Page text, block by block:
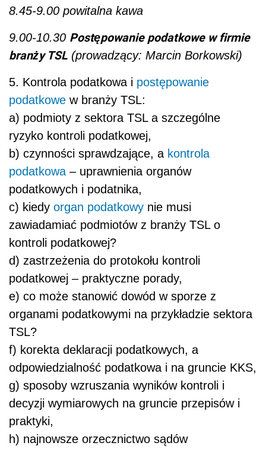
8.45-9.00 powitalna kawa
9.00-10.30 Postępowanie podatkowe w firmie
branży TSL (prowadzący: Marcin Borkowski)
5. Kontrola podatkowa i postępowanie
podatkowe w branży TSL:
a) podmioty z sektora TSL a szczególne
ryzyko kontroli podatkowej,
b) czynności sprawdzające, a kontrola
podatkowa – uprawnienia organów
podatkowych i podatnika,
c) kiedy organ podatkowy nie musi
zawiadamiać podmiotów z branży TSL o
kontroli podatkowej?
d) zastrzeżenia do protokołu kontroli
podatkowej – praktyczne porady,
e) co może stanowić dowód w sporze z
organami podatkowymi na przykładzie sektora
TSL?
f) korekta deklaracji podatkowych, a
odpowiedzialność podatkowa i na gruncie KKS,
g) sposoby wzruszania wyników kontroli i
decyzji wymiarowych na gruncie przepisów i
praktyki,
h) najnowsze orzecznictwo sądów